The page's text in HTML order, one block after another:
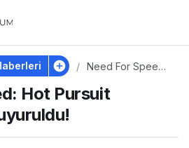
Need For Speed:
Remastered
Duyuruldu!
Hot Pursuit